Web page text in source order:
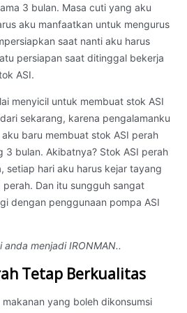
3 bulan. Masa cuti yang aku
aku manfaatkan untuk mengurus
saat nanti aku harus
persiapan saat ditinggal bekerja
ASI.
menyicil untuk membuat stok ASI
sekarang, karena pengalamanku
baru membuat stok ASI perah
3 bulan. Akibatnya? Stok ASI perah
setiap hari aku harus kejar tayang
Dan itu sungguh sangat
dengan penggunaan pompa ASI
menjadi IRONMAN..
Tetap Berkualitas
yang boleh dikonsumsi